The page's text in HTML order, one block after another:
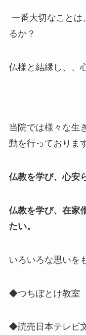
一番大切なことは
るか？
仏様と結縁し、、
当院では様々な生
動を行っておりま
仏教を学び、心安
仏教を学び、在家
たい。
いろいろな思いを
◆つちぼとけ教室
◆読売日本テレビ